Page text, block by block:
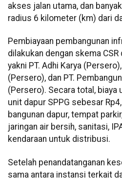
akses jalan utama, dan
radius 6 kilometer (km) dari
Pembiayaan pembangunan
dilakukan dengan skema CSR
yakni PT. Adhi Karya
(Persero), dan PT.
(Persero). Secara total, biaya
unit dapur SPPG sebesar
bangunan dapur, tempat
jaringan air bersih, sanitasi,
kendaraan untuk distribusi.
Setelah penandatanganan
sama antara instansi terkait